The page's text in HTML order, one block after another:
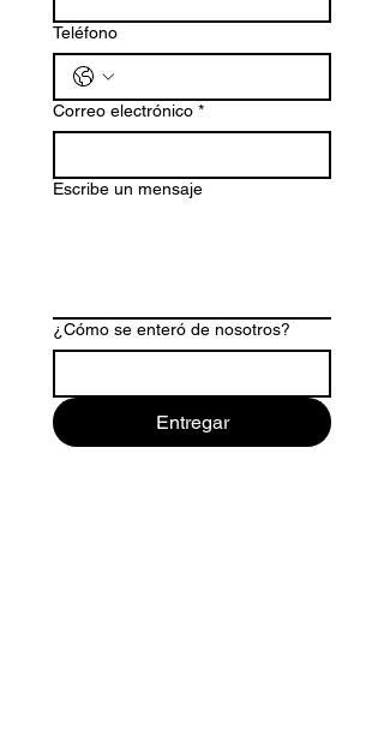
Teléfono
Correo electrónico *
Escribe un mensaje
¿Cómo se enteró de nosotros?
Entregar